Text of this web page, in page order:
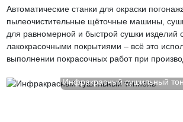
Автоматические станки для окраски
пылеочистительные щёточные машины,
для равномерной и быстрой сушки изделий
лакокрасочными покрытиями – всё это
выполнении покрасочных работ при
Инфракрасный сушильный